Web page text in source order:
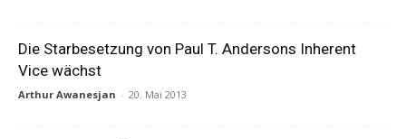
Die Starbesetzung von Paul T. Andersons Inherent
Vice wächst
Arthur Awanesjan - 20. Mai 2013